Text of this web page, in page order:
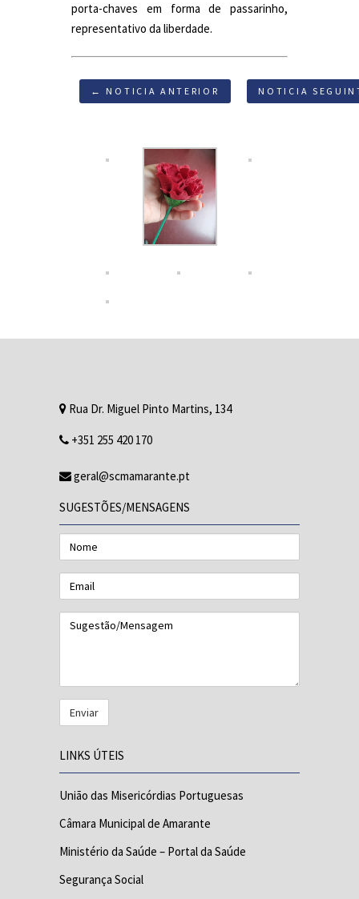
porta-chaves em forma de passarinho,
representativo da liberdade.
← NOTICIA ANTERIOR NOTICIA
Rua Dr. Miguel Pinto Martins, 134
+351 255 420 170
geral@scmamarante.pt
SUGESTÕES/MENSAGENS
Nome
Email
Sugestão/Mensagem
LINKS ÚTEIS
União das Misericórdias Portuguesas
Câmara Municipal de Amarante
Ministério da Saúde – Portal da Saúde
Segurança Social